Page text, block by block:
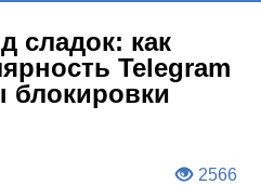
сладок: как
Telegram
блокировки
2566